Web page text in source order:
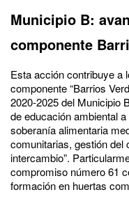
Municipio B:
componente
Esta acción contribuye a
componente “Barrios
2020-2025 del Municipio
de educación ambiental
soberanía alimentaria
comunitarias, gestión
intercambio”.
compromiso número 61
formación en huertas